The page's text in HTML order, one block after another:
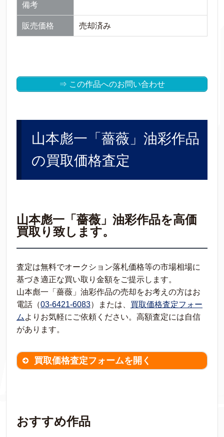
備考
販売価格 売却済み
⇒ この作品へのお問い合わせ
山本彪一「薔薇」油彩作品
の買取価格査定
山本彪一「薔薇」油彩作品を高価
買取り致します。
査定は無料でオークション落札価格等の市場相場に
基づき適正な買い取り金額をご提示します。
山本彪一「薔薇」油彩作品の売却をお考えの方はお
電話（03-6421-6083）または、 買取価格査定フォー
ム よりお気軽にご依頼ください。高額査定には自信
があります。
買取価格査定フォームを開く
※不明な項目は空欄で結構です。
▼
おすすめ作品